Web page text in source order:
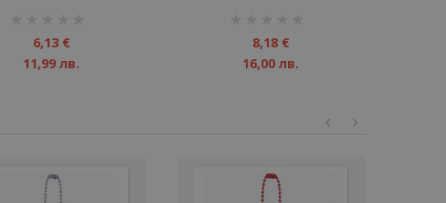
6,13 €
11,99 лв.
8,18 €
16,00 лв.